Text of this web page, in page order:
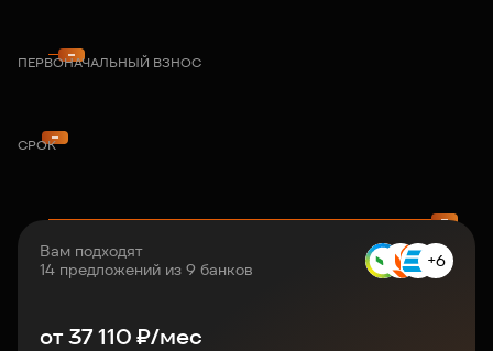
ПЕРВОНАЧАЛЬНЫЙ ВЗНОС
СРОК
Вам подходят
14 предложений из 9 банков
+6
от37 110₽/мес